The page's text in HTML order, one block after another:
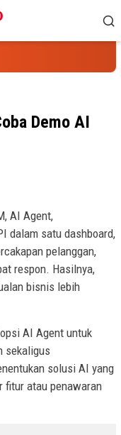
Demo AI
AI Agent,
dalam satu dashboard,
pelanggan,
respon. Hasilnya,
bisnis lebih
AI Agent untuk
sekaligus
solusi AI yang
fitur atau penawaran